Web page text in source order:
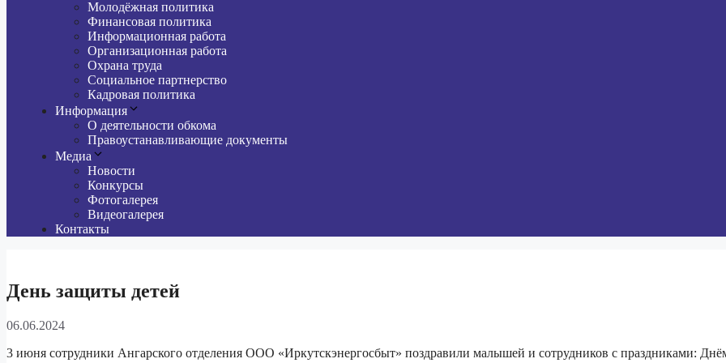
Молодёжная политика
Финансовая политика
Информационная работа
Организационная работа
Охрана труда
Социальное партнерство
Кадровая политика
Информация
О деятельности обкома
Правоустанавливающие документы
Медиа
Новости
Конкурсы
Фотогалерея
Видеогалерея
Контакты
День защиты детей
06.06.2024
3 июня сотрудники Ангарского отделения ООО «Иркутскэнергосбыт» поздравили малышей и сотрудников с праздниками: